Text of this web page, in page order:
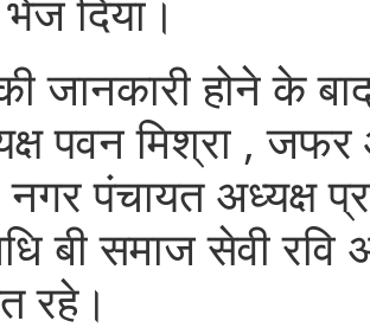
दिया।
जानकारी होने के
पवन मिश्रा ,
पंचायत अध्यक्ष
बी समाज सेवी रवि
रहे।